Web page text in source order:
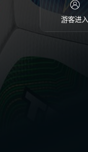
游客进入